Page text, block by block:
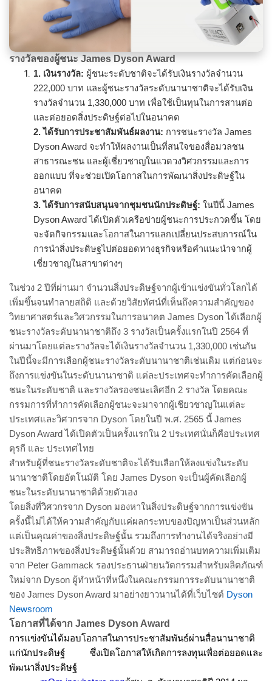
รางวัลของผู้ชนะJames Dyson Award
1. เงินรางวัล: ผู้ชนะระดับชาติจะได้รับเงินรางวัลจำนวน
222,000 บาท และผู้ชนะรางวัลระดับนานาชาติจะได้รับเงิน
รางวัลจำนวน 1,330,000 บาท เพื่อใช้เป็นทุนในการสานต่อ
และต่อยอดสิ่งประดิษฐ์ต่อไปในอนาคต
2. ได้รับการประชาสัมพันธ์ผลงาน: การชนะรางวัล James
Dyson Award จะทำให้ผลงานเป็นที่สนใจของสื่อมวลชน
สาธารณะชน และผู้เชี่ยวชาญในแวดวงวิศวกรรมและการ
ออกแบบ ที่จะช่วยเปิดโอกาสในการพัฒนาสิ่งประดิษฐ์ใน
อนาคต
3. ได้รับการสนับสนุนจากชุมชนนักประดิษฐ์: ในปีนี้ James
Dyson Award ได้เปิดตัวเครือข่ายผู้ชนะการประกวดขึ้น โดย
จะจัดกิจกรรมและโอกาสในการแลกเปลี่ยนประสบการณ์ใน
การนำสิ่งประดิษฐไปต่อยอดทางธุรกิจหรือคำแนะนำจากผู้
เชี่ยวชาญในสาขาต่างๆ
ในช่วง 2 ปีที่ผ่านมา จำนวนสิ่งประดิษฐ์จากผู้เข้าแข่งขันทั่วโลกได้
เพิ่มขึ้นจนทำลายสถิติ และด้วยวิสัยทัศน์ที่เห็นถึงความสำคัญของ
วิทยาศาสตร์และวิศวกรรมในการอนาคต James Dyson ได้เลือกผู้
ชนะรางวัลระดับนานาชาติถึง 3 รางวัลเป็นครั้งแรกในปี 2564 ที่
ผ่านมาโดยแต่ละรางวัลจะได้เงินรางวัลจำนวน 1,330,000 เช่นกัน
ในปีนี้จะมีการเลือกผู้ชนะรางวัลระดับนานาชาติเช่นเดิม แต่ก่อนจะ
ถึงการแข่งขันในระดับนานาชาติ แต่ละประเทศจะทำการคัดเลือกผู้
ชนะในระดับชาติ และรางวัลรองชนะเลิศอีก 2 รางวัล โดยคณะ
กรรมการที่ทำการคัดเลือกผู้ชนะจะมาจากผู้เชียวชาญในแต่ละ
ประเทศและวิศวกรจาก Dyson โดยในปี พ.ศ. 2565 นี้ James
Dyson Award ได้เปิดตัวเป็นครั้งแรกใน 2 ประเทศนั่นก็คือประเทศ
ตุรกี และ ประเทศไทย
สำหรับผู้ที่ชนะรางวัลระดับชาติจะได้รับเลือกให้ลงแข่งในระดับ
นานาชาติโดยอัตโนมัติ โดย James Dyson จะเป็นผู้คัดเลือกผู้
ชนะในระดับนานาชาติด้วยตัวเอง
โดยสิ่งที่วิศวกรจาก Dyson มองหาในสิ่งประดิษฐ์จากการแข่งขัน
ครั้งนี้ไม่ได้ให้ความสำคัญกับแค่ผลกระทบของปัญหาเป็นส่วนหลัก
แต่เป็นคุณค่าของสิ่งประดิษฐ์นั้น รวมถึงการทำงานได้จริงอย่างมี
ประสิทธิภาพของสิ่งประดิษฐ์นั้นด้วย สามารถอ่านบทความเพิ่มเติม
จาก Peter Gammack รองประธานฝ่ายนวัตกรรมสำหรับผลิตภัณฑ์
ใหม่จาก Dyson ผู้ทำหน้าที่หนึ่งในคณะกรรมการระดับนานาชาติ
ของ James Dyson Award มาอย่างยาวนานได้ที่เว็บไซต์ Dyson
Newsroom
โอกาสที่ได้จาก James Dyson Award
การแข่งขันได้มอบโอกาสในการประชาสัมพันธ์ผ่านสื่อนานาชาติ
แก่นักประดิษฐ์ ซึ่งเปิดโอกาสให้เกิดการลงทุนเพื่อต่อยอดและ
พัฒนาสิ่งประดิษฐ์